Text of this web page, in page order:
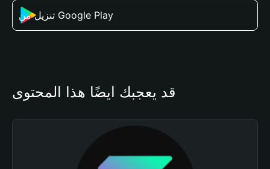
تنزيل من Google Play
قد يعجبك أيضًا هذا المحتوى